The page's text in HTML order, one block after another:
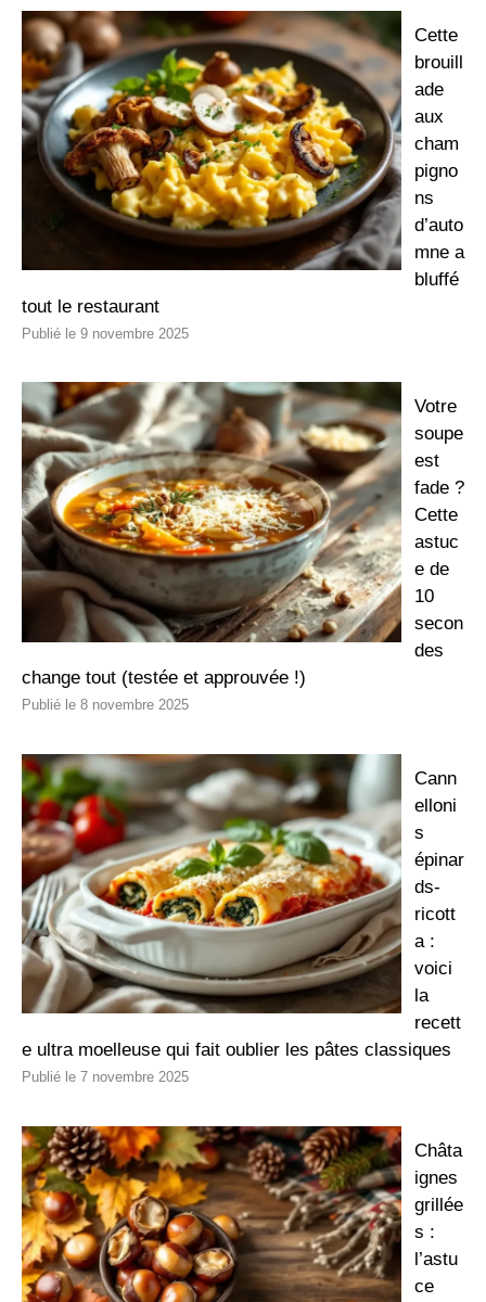
Cette
brouill
ade
aux
cham
pigno
ns
d’auto
mne a
bluffé
tout le restaurant
9 novembre 2025
Votre
soupe
est
fade ?
Cette
astuc
e de
10
secon
des
change tout (testée et approuvée !)
8 novembre 2025
Cann
elloni
s
épinar
ds-
ricott
a :
voici
la
recett
e ultra moelleuse qui fait oublier les pâtes classiques
7 novembre 2025
Châta
ignes
grillée
s :
l’astu
ce